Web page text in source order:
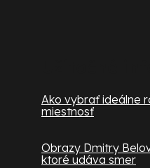
Ako vybrať ideálne
miestnosť
Obrazy Dmitry
ktoré udáva smer